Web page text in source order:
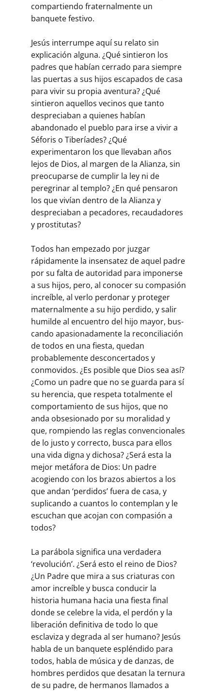
compar­tiendo fraternalmente un
banquete festivo.
Jesús interrumpe aquí su relato sin
explicación alguna. ¿Qué sintieron los
padres que habían cerrado para siempre
las puertas a sus hijos esca­pados de casa
para vivir su propia aventura? ¿Qué
sintieron aquellos ve­cinos que tanto
despreciaban a quienes habían
abandonado el pueblo para irse a vivir a
Séforis o Tiberíades? ¿Qué
experimentaron los que lle­vaban años
lejos de Dios, al margen de la Alianza, sin
preocuparse de cumplir la ley ni de
peregrinar al templo? ¿En qué pensaron
los que vi­vían dentro de la Alianza y
despreciaban a pecadores, recaudadores
y prostitutas?
Todos han empezado por juzgar
rápidamente la insensatez de aquel padre
por su falta de autoridad para imponerse
a sus hijos, pero, al conocer su compasión
increíble, al verlo perdonar y proteger
maternalmente a su hijo perdido, y salir
humilde al encuentro del hijo mayor, bus­
cando apasionadamente la reconciliación
de todos en una fiesta, quedan
probablemente desconcertados y
conmovidos. ¿Es posible que Dios sea así?
¿Como un padre que no se guarda para sí
su herencia, que respeta totalmente el
comportamiento de sus hijos, que no
anda obsesionado por su moralidad y
que, rompiendo las reglas convencionales
de lo justo y correcto, busca para ellos
una vida digna y dichosa? ¿Será esta la
mejor metáfora de Dios: Un padre
acogiendo con los brazos abiertos a los
que andan ‘perdidos’ fuera de casa, y
supli­cando a cuantos lo contemplan y le
escuchan que acojan con compasión a
todos?
La parábola significa una verdadera
‘revolución’. ¿Será esto el reino de Dios?
¿Un Padre que mira a sus criaturas con
amor increíble y busca conducir la
historia humana hacia una fiesta final
donde se celebre la vida, el perdón y la
liberación definitiva de todo lo que
esclaviza y de­grada al ser humano? Jesús
habla de un banquete espléndido para
todos, habla de música y de danzas, de
hombres perdidos que desatan la ter­nura
de su padre, de hermanos llamados a